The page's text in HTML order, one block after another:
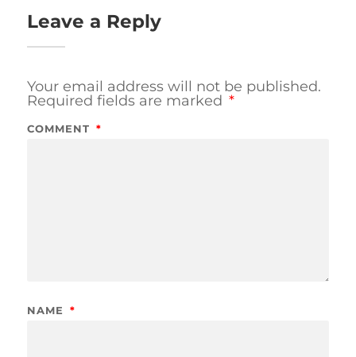
Leave a Reply
Your email address will not be published.
Required fields are marked *
COMMENT *
NAME *